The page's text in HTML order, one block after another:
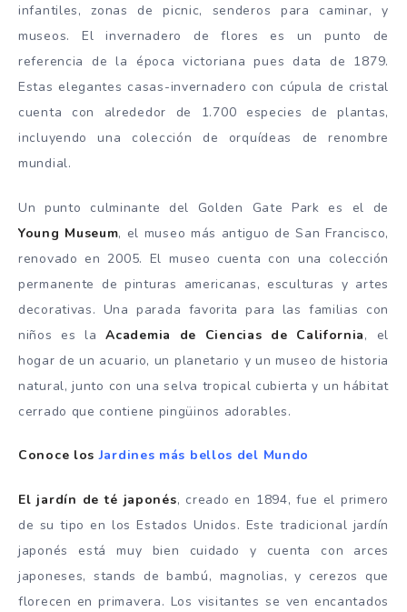
infantiles, zonas de picnic, senderos para caminar, y
museos. El invernadero de flores es un punto de
referencia de la época victoriana pues data de 1879.
Estas elegantes casas-invernadero con cúpula de cristal
cuenta con alrededor de 1.700 especies de plantas,
incluyendo una colección de orquídeas de renombre
mundial.
Un punto culminante del Golden Gate Park es el de
Young Museum, el museo más antiguo de San Francisco,
renovado en 2005. El museo cuenta con una colección
permanente de pinturas americanas, esculturas y artes
decorativas. Una parada favorita para las familias con
niños es laAcademia de Ciencias de California, el
hogar de un acuario, un planetario y un museo de historia
natural, junto con una selva tropical cubierta y un hábitat
cerrado que contiene pingüinos adorables.
Conoce losJardines más bellos del Mundo
El jardín de té japonés, creado en 1894, fue el primero
de su tipo en los Estados Unidos. Este tradicional jardín
japonés está muy bien cuidado y cuenta con arces
japoneses, stands de bambú, magnolias, y cerezos que
florecen en primavera. Los visitantes se ven encantados